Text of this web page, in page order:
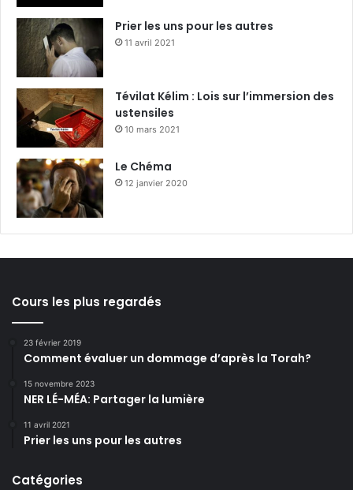
Prier les uns pour les autres
11 avril 2021
Tévilat Kélim : Lois sur l’immersion des
ustensiles
10 mars 2021
Le Chéma
12 janvier 2020
Cours les plus regardés
23 février 2019
Comment évaluer un dommage d’après la Torah?
15 novembre 2023
NER LÉ-MÉA: Partager la lumière
11 avril 2021
Prier les uns pour les autres
Catégories